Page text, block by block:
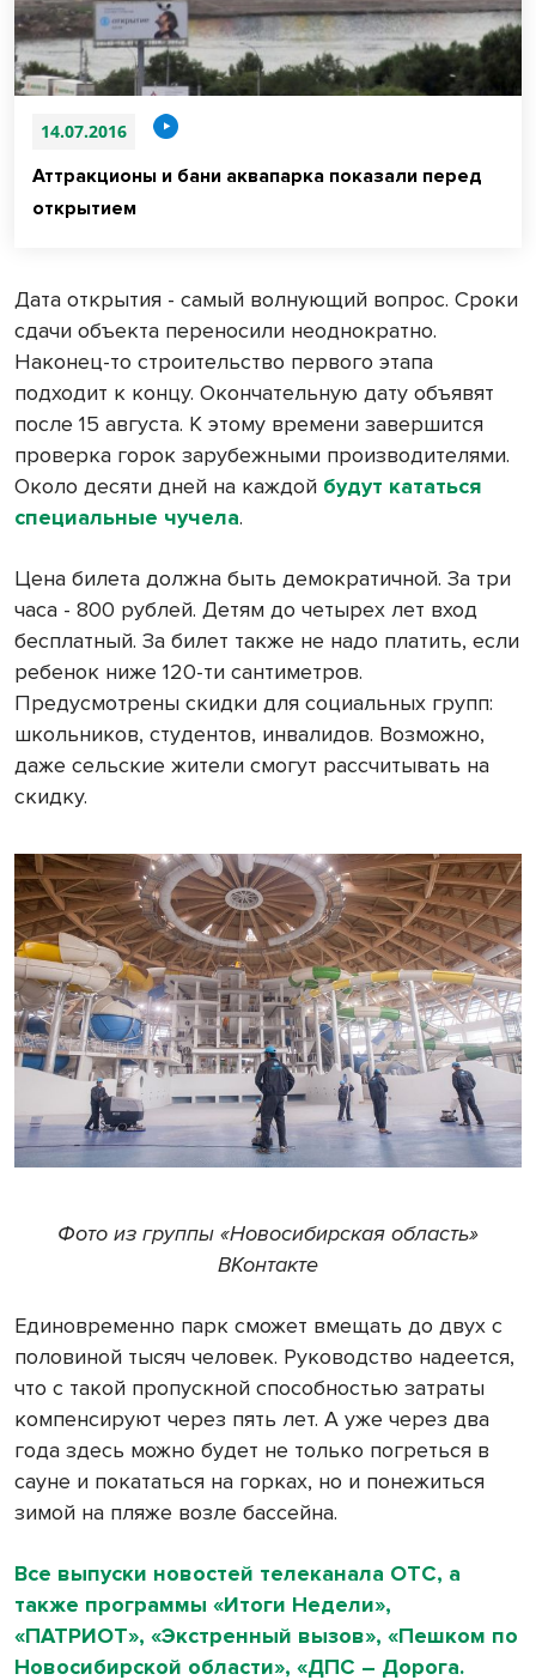
14.07.2016
Аттракционы и бани аквапарка показали перед
открытием
Дата открытия - самый волнующий вопрос. Сроки
сдачи объекта переносили неоднократно.
Наконец-то строительство первого этапа
подходит к концу. Окончательную дату объявят
после 15 августа. К этому времени завершится
проверка горок зарубежными производителями.
Около десяти дней на каждой будут кататься
специальные чучела.
Цена билета должна быть демократичной. За три
часа - 800 рублей. Детям до четырех лет вход
бесплатный. За билет также не надо платить, если
ребенок ниже 120-ти сантиметров.
Предусмотрены скидки для социальных групп:
школьников, студентов, инвалидов. Возможно,
даже сельские жители смогут рассчитывать на
скидку.
Фото из группы «Новосибирская область»
ВКонтакте
Единовременно парк сможет вмещать до двух с
половиной тысяч человек. Руководство надеется,
что с такой пропускной способностью затраты
компенсируют через пять лет. А уже через два
года здесь можно будет не только погреться в
сауне и покататься на горках, но и понежиться
зимой на пляже возле бассейна.
Все выпуски новостей телеканала ОТС, а
также программы «Итоги Недели»,
«ПАТРИОТ», «Экстренный вызов», «Пешком по
Новосибирской области», «ДПС – Дорога.